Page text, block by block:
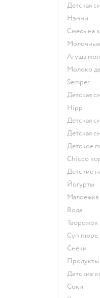
детская
нэнни
смесь на
агуша
молоко
semper
детская
hipp
детская
детская
детское
chicco
детские
йогурты
малоежка
Вода
творожок
суп пюре
Снеки
Продукты
детские
Соки